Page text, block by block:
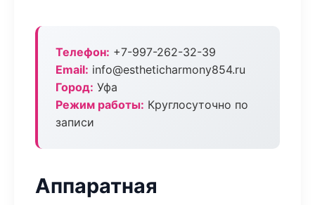
Телефон: +7-997-262-32-39
Email: info@estheticharmony854.ru
Город: Уфа
Режим работы: Круглосуточно по
записи
Аппаратная